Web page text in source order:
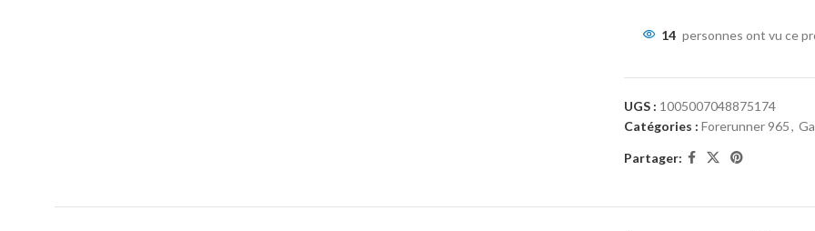
14 personnes ont vu ce
UGS : 1005007048875174
Catégories : Forerunner 965,
Partager: